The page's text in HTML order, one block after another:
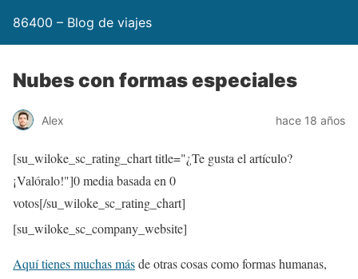
86400 – Blog de viajes
Nubes con formas especiales
Alex hace 18 años
[su_wiloke_sc_rating_chart title="¿Te gusta el artículo?
¡Valóralo!"]0media basada en 0
votos[/su_wiloke_sc_rating_chart]
[su_wiloke_sc_company_website]
Aquí tienes muchas másde otras cosas como formas humanas,